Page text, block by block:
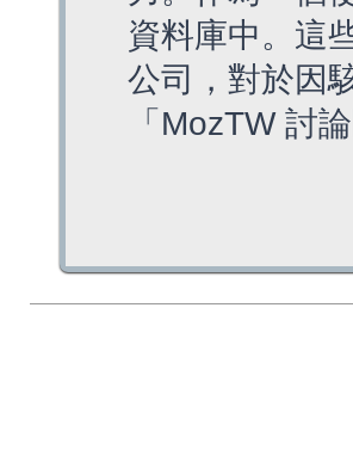
資料庫中。這
公司，對於因
「MozTW 討